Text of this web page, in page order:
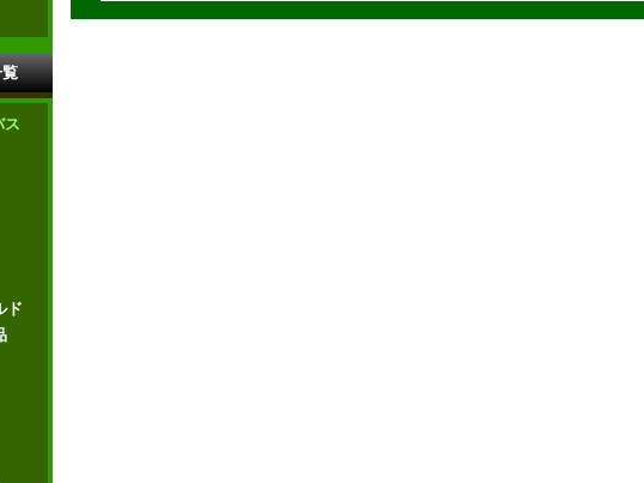
ス
ド